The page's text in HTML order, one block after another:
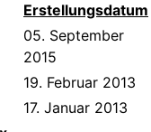
Erstellungsdatum
05. September
2015
19. Februar 2013
17. Januar 2013